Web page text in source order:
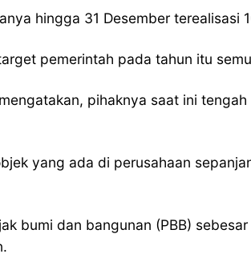
hingga 31 Desember terealisasi
pemerintah pada tahun itu
pihaknya saat ini
yang ada di perusahaan
bumi dan bangunan (PBB)